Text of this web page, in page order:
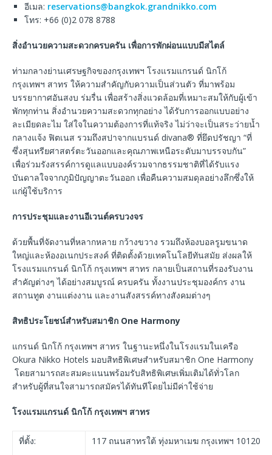
อีเมล: reservations@bangkok.grandnikko.com
โทร: +66 (0)2 078 8788
สิ่งอำนวยความสะดวกครบครัน เพื่อการพักผ่อนแบบมีสไตล์
ท่ามกลางย่านเศรษฐกิจของกรุงเทพฯ โรงแรมแกรนด์ นิกโก้
กรุงเทพฯ สาทร ให้ความสำคัญกับความเป็นส่วนตัว ที่มาพร้อม
บรรยากาศอันสงบ ร่มรื่น เพื่อสร้างสิ่งแวดล้อมที่เหมาะสมให้กับผู้เข้า
พักทุกท่าน สิ่งอำนวยความสะดวกทุกอย่าง ได้รับการออกแบบอย่าง
ละเมียดละไม ใส่ใจในความต้องการที่แท้จริง ไม่ว่าจะเป็นสระว่ายน้ำ
กลางแจ้ง ฟิตเนส รวมถึงสปาจากแบรนด์ divana® ที่ยึดปรัชญา “ที่
ซึ่งสุนทรียศาสตร์ตะวันออกและคุณภาพเหนือระดับมาบรรจบกัน”
เพื่อร่วมรังสรรค์การดูแลแบบองค์รวมจากธรรมชาติที่ได้รับแรง
บันดาลใจจากภูมิปัญญาตะวันออก เพื่อคืนความสมดุลอย่างลึกซึ่งให้
แก่ผู้ใช้บริการ
การประชุมและงานอีเวนต์ครบวงจร
ด้วยพื้นที่จัดงานที่หลากหลาย กว้างขวาง รวมถึงห้องบอลรูมขนาด
ใหญ่และห้องอเนกประสงค์ ที่ติดตั้งด้วยเทคโนโลยีทันสมัย ส่งผลให้
โรงแรมแกรนด์ นิกโก้ กรุงเทพฯ สาทร กลายเป็นสถานที่รองรับงาน
สำคัญต่างๆ ได้อย่างสมบูรณ์ ครบครัน ทั้งงานประชุมองค์กร งาน
สถานทูต งานแต่งงาน และงานสังสรรค์ทางสังคมต่างๆ
สิทธิประโยชน์สำหรับสมาชิก One Harmony
แกรนด์ นิกโก้ กรุงเทพฯ สาทร ในฐานะหนึ่งในโรงแรมในเครือ
Okura Nikko Hotels มอบสิทธิพิเศษสำหรับสมาชิก One Harmony
โดยสามารถสะสมคะแนนพร้อมรับสิทธิพิเศษเพิ่มเติมได้ทั่วโลก
สำหรับผู้ที่สนใจสามารถสมัครได้ทันทีโดยไม่มีค่าใช้จ่าย
โรงแรมแกรนด์ นิกโก้ กรุงเทพฯ สาทร
ที่ตั้ง: 117 ถนนสาทรใต้ ทุ่งมหาเมฆ กรุงเทพฯ 10120